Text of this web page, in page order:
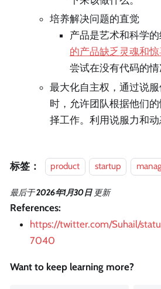
培养解决问题的直觉
产品是艺术和科学的
的产品缺乏灵魂和
尝试在没有代码的情
最大化自主权，通过说
时，允许团队根据他们
择工作。利用说服力和动
标签： product startup
最后于2026年1月30日 更新
References:
https://twitter.com/Suhail/
7040
Want to keep learning more?